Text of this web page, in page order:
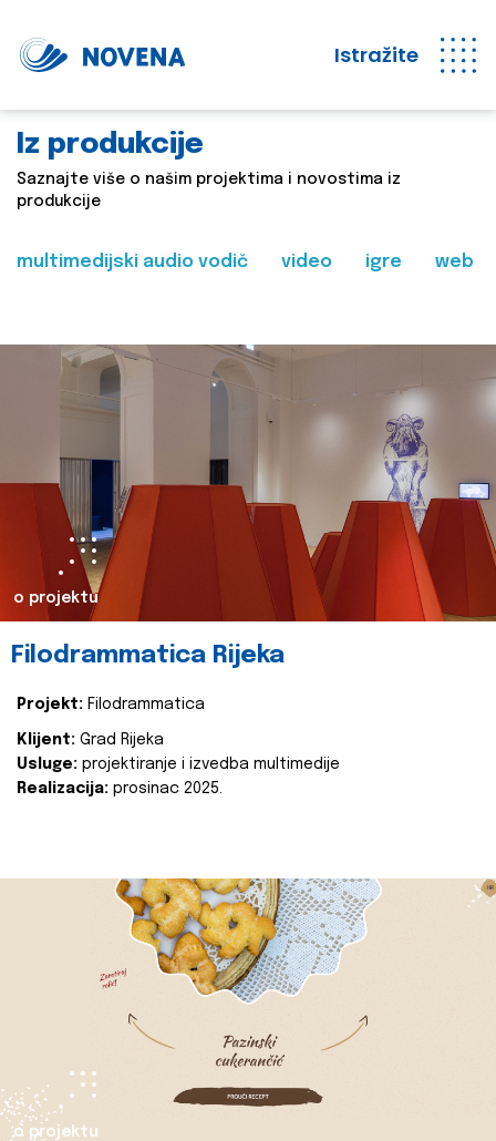
Istražite
Iz produkcije
Saznajte više o našim projektima i novostima iz
produkcije
multimedijski audio vodič video igre web
o projektu
Filodrammatica Rijeka
Projekt: Filodrammatica
Klijent: Grad Rijeka
Usluge: projektiranje i izvedba multimedije
Realizacija: prosinac 2025.
o projektu